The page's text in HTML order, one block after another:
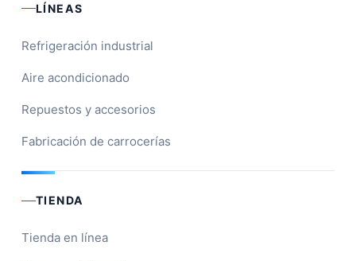
LÍNEAS
Refrigeración industrial
Aire acondicionado
Repuestos y accesorios
Fabricación de carrocerías
TIENDA
Tienda en línea